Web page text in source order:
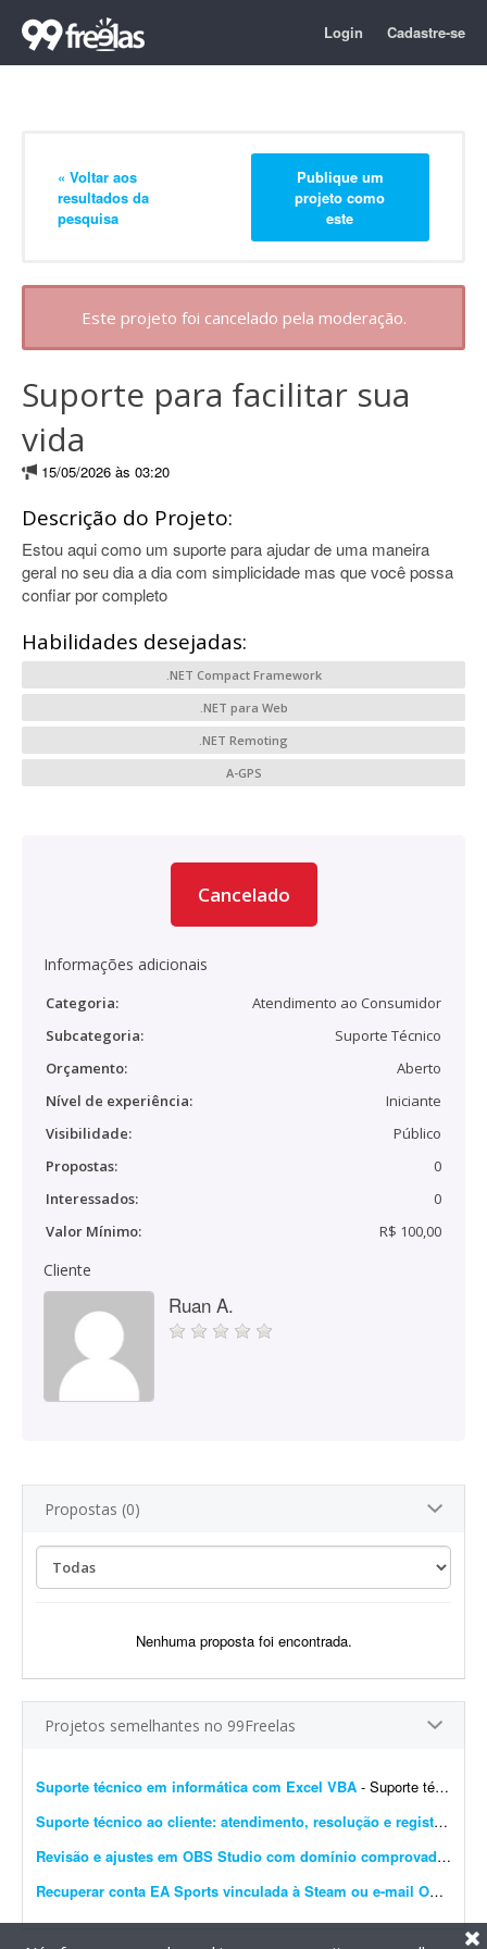
Login Cadastre-se
« Voltar aos
resultados da
pesquisa
Publique um
projeto como
este
Este projeto foi cancelado pela moderação.
Suporte para facilitar sua
vida
15/05/2026 às 03:20
Descrição do Projeto:
Estou aqui como um suporte para ajudar de uma maneira
geral no seu dia a dia com simplicidade mas que você possa
confiar por completo
Habilidades desejadas:
.NET Compact Framework
.NET para Web
.NET Remoting
A-GPS
Cancelado
Informações adicionais
Categoria:
Atendimento ao Consumidor
Subcategoria:
Suporte Técnico
Orçamento:
Aberto
Nível de experiência:
Iniciante
Visibilidade:
Público
Propostas:
0
Interessados:
0
Valor Mínimo:
R$ 100,00
Cliente
Ruan A.
Propostas (0)
Nenhuma proposta foi encontrada.
Projetos semelhantes no 99Freelas
Suporte técnico em informática com Excel VBA - Suporte técnico em informática. Procuramos um profissional que entenda de programação em Excel VBA para edição de códigos em planilhas. - Edi&ccedi...
Suporte técnico ao cliente: atendimento, resolução e registro de demandas
Revisão e ajustes em OBS Studio com domínio comprovado-
Recuperar conta EA Sports vinculada à Steam ou e-mail Outlook